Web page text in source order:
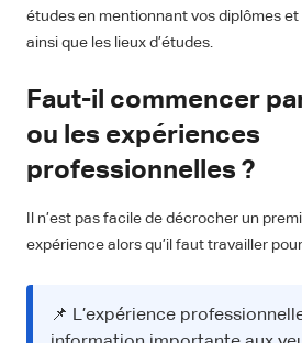
études en mentionnant vos diplômes et
ainsi que les lieux d’études.
Faut-il commencer
ou les expériences
professionnelles ?
Il n’est pas facile de décrocher un
expérience alors qu’il faut travailler
📌 L’expérience